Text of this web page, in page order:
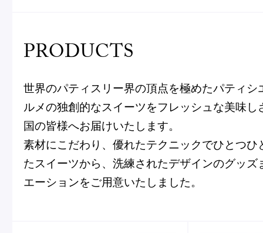
フルーツとヨーグルトのマカ
ロン
「ヴルーテ」販売のお知らせ
＜麻布台ヒ
催事出店の
PRODUCTS
世界のパティスリー界の頂点を極めたパティシ
ルメの独創的なスイーツをフレッシュな美味し
国の皆様へお届けいたします。
素材にこだわり、優れたテクニックでひとつひ
たスイーツから、洗練されたデザインのグッズ
エーションをご用意いたしました。